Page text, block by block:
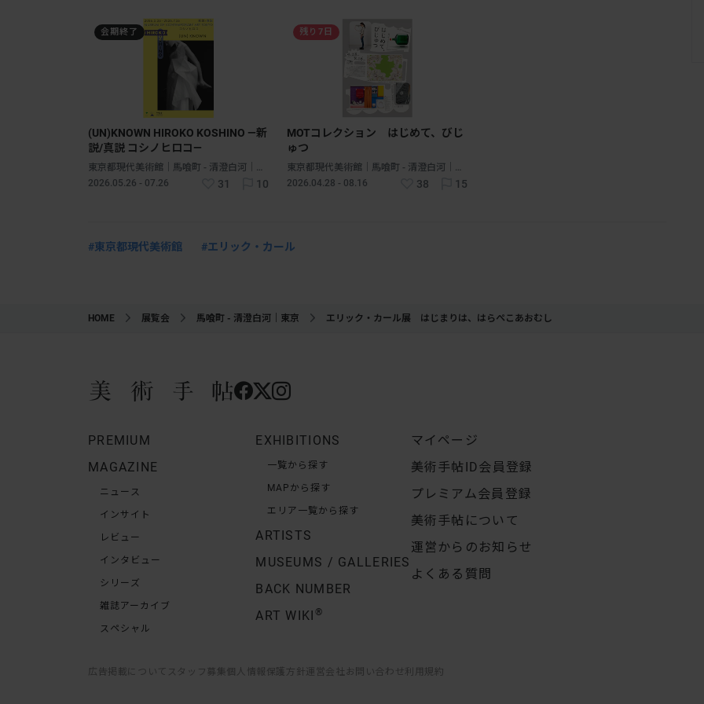
会期終了
(UN)KNOWN HIROKO KOSHINO ―新
説/真説 コシノヒロコ―
東京都現代美術館｜馬喰町 - 清澄白河｜東京
2026.05.26 - 07.26
31 10
残り7日
MOTコレクション はじめて、びじ
ゅつ
東京都現代美術館｜馬喰町 - 清澄白河｜東京
2026.04.28 - 08.16
38 15
#東京都現代美術館 #エリック・カール
HOME 展覧会 馬喰町 - 清澄白河｜東京 エリック・カール展 はじまりは、はらぺこあおむし
PREMIUM
MAGAZINE
ニュース
インサイト
レビュー
インタビュー
シリーズ
雑誌アーカイブ
スペシャル
EXHIBITIONS
一覧から探す
MAPから探す
エリア一覧から探す
ARTISTS
MUSEUMS / GALLERIES
BACK NUMBER
ART WIKI ®
マイページ
美術手帖ID会員登録
プレミアム会員登録
美術手帖について
運営からのお知らせ
よくある質問
広告掲載について スタッフ募集 個人情報保護方針 運営会社 お問い合わせ 利用規約